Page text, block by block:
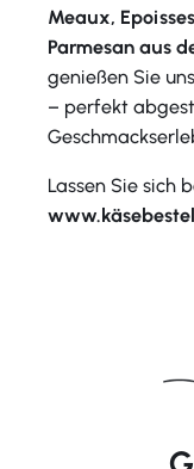
Meaux,
Parmesan aus
genießen Sie
– perfekt
Lassen Sie sich